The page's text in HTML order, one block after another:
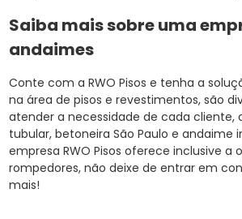
Saiba mais sobre uma
andaimes
Conte com a RWO Pisos e tenha a
na área de pisos e revestimentos, são
atender a necessidade de cada cliente,
tubular, betoneira São Paulo e andaime
empresa RWO Pisos oferece inclusive a
rompedores, não deixe de entrar em
mais!